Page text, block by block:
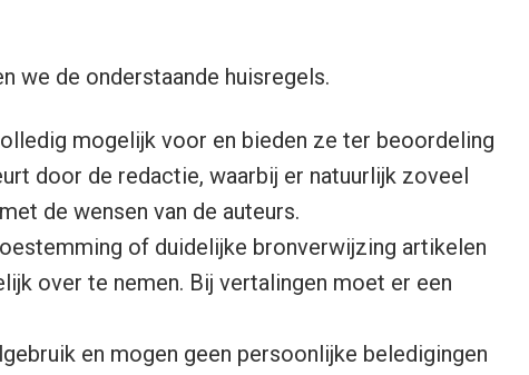
we de onderstaande huisregels.
mogelijk voor en bieden ze ter beoordeling
door de redactie, waarbij er natuurlijk zoveel
de wensen van de auteurs.
of duidelijke bronverwijzing artikelen
over te nemen. Bij vertalingen moet er een
en mogen geen persoonlijke beledigingen